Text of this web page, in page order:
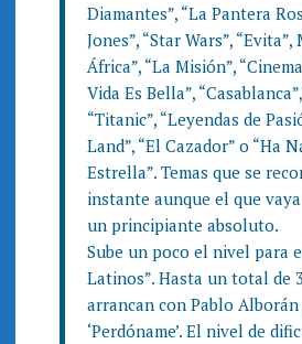
Diamantes”, “La Pantera
Jones”, “Star Wars”,
África”, “La Misión”,
Vida Es Bella”,
“Titanic”, “Leyendas de
Land”, “El Cazador” o “Ha
Estrella”. Temas que se
instante aunque el que
un principiante absoluto.
Sube un poco el nivel para
Latinos”. Hasta un total de
arrancan con Pablo Alborán
‘Perdóname’. El nivel de